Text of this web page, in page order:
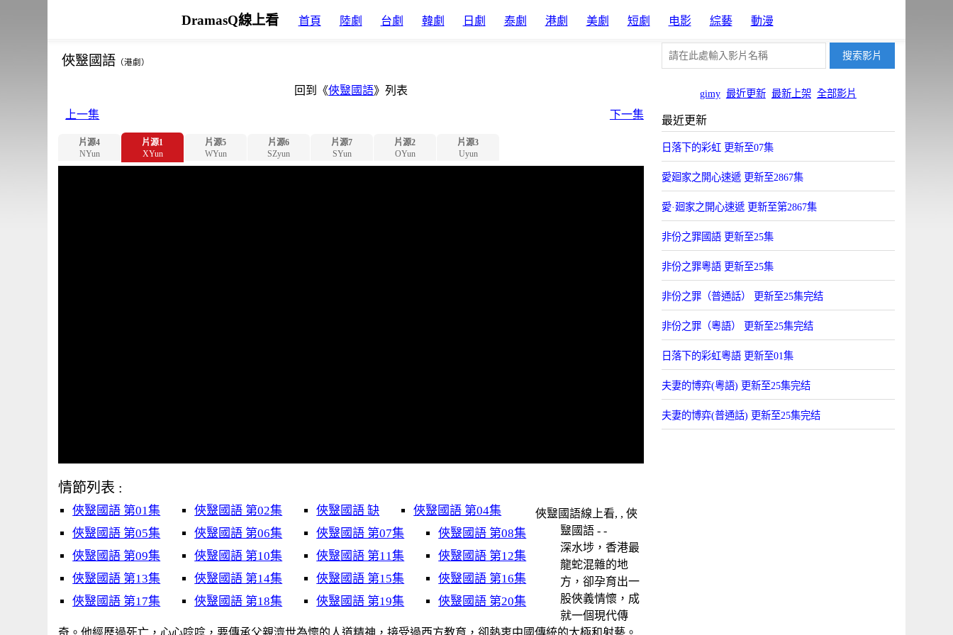
DramasQ線上看 首頁 陸劇 台劇 韓劇 日劇 泰劇 港劇 美劇 短劇 电影 綜藝 動漫
gimy 最近更新 最新上架 全部影片
俠毉國語 （港劇）
回到《俠毉國語》列表
上一集
下一集
片源4
NYun
片源1
XYun
片源5
WYun
片源6
SZyun
片源7
SYun
片源2
OYun
片源3
Uyun
情節列表 :
俠毉國語 第01集 俠毉國語 第02集 俠毉國語 缺
俠毉國語 第04集
俠毉國語 第05集
俠毉國語 第06集 俠毉國語 第07集
俠毉國語 第08集
俠毉國語 第09集
俠毉國語 第10集 俠毉國語 第11集
俠毉國語 第12集
俠毉國語 第13集
俠毉國語 第14集 俠毉國語 第15集
俠毉國語 第16集
俠毉國語 第17集
俠毉國語 第18集 俠毉國語 第19集 俠毉國語 第20集
俠毉國語線上看, , 俠
毉國語 - -
深水埗，香港最
龍蛇混雜的地
方，卻孕育出一
股俠義情懷，成
就一個現代傳
奇。他經歷過死亡，心心唸唸，要傳承父親濟世為懷的人道精神，接受過西方教育，卻熱衷中國傳統的太極和射藝。
最近更新
日落下的彩虹 更新至07集
愛廻家之開心速遞 更新至2867集
愛·廻家之開心速遞 更新至第2867集
非份之罪國語 更新至25集
非份之罪粵語 更新至25集
非份之罪（普通話） 更新至25集完结
非份之罪（粵語） 更新至25集完结
日落下的彩虹粵語 更新至01集
夫妻的博弈(粵語) 更新至25集完结
夫妻的博弈(普通話) 更新至25集完结